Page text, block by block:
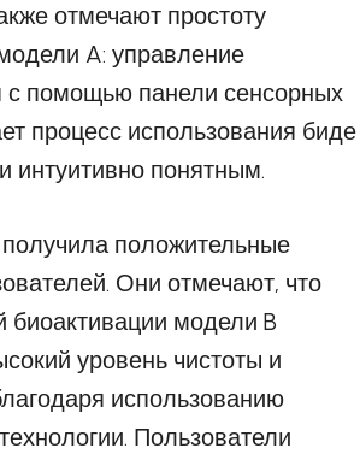
отмечают простоту
A: управление
с помощью панели сенсорных
процесс использования биде
интуитивно понятным.
положительные
Они отмечают, что
биоактивации модели B
уровень чистоты и
использованию
Пользователи